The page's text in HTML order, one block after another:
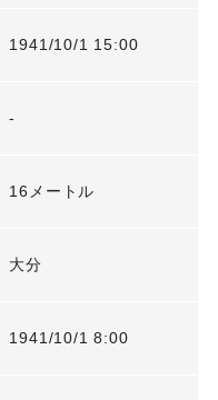
1941/10/1 15:00
-
16メートル
大分
1941/10/1 8:00